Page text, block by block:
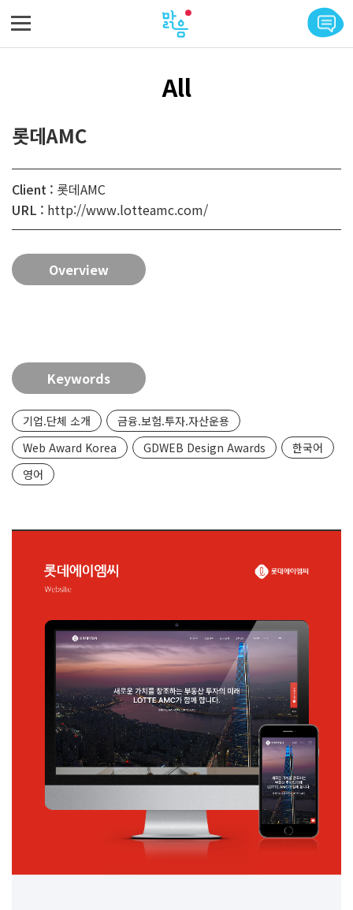
All
롯데AMC
Client : 롯데AMC
URL : http://www.lotteamc.com/
Overview
Keywords
기업.단체 소개
금융.보험.투자.자산운용
Web Award Korea
GDWEB Design Awards
한국어
영어